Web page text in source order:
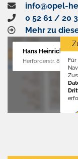
info@opel-
0 52 61 / 20
Mehr zu
Hans Heinrichs
Herforderstr. 81,